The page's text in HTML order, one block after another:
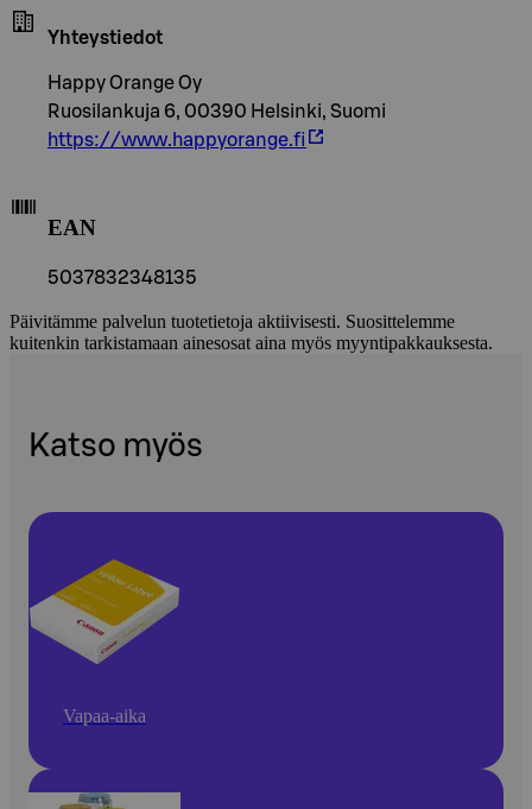
Yhteystiedot
Happy Orange Oy
Ruosilankuja 6, 00390 Helsinki, Suomi
https://www.happyorange.fi
EAN
5037832348135
Päivitämme palvelun tuotetietoja aktiivisesti. Suosittelemme
kuitenkin tarkistamaan ainesosat aina myös myyntipakkauksesta.
Katso myös
Vapaa-aika